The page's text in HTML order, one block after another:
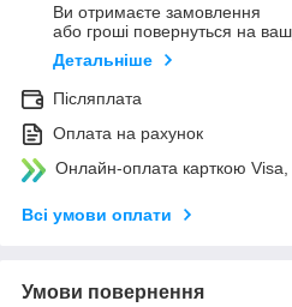
Ви отримаєте замовлення
або гроші повернуться на
Детальніше
Післяплата
Оплата на рахунок
Онлайн-оплата карткою
Всі умови оплати
Умови повернення